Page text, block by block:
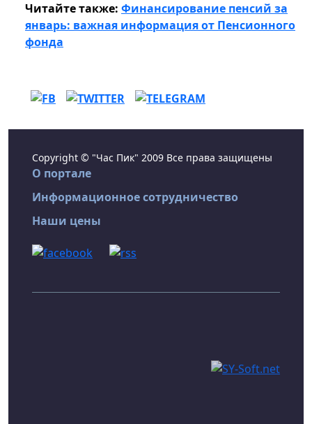
Читайте также: Финансирование пенсий за
январь: важная информация от Пенсионного
фонда
Copyright © "Час Пик" 2009 Все права защищены
О портале
Информационное сотрудничество
Наши цены